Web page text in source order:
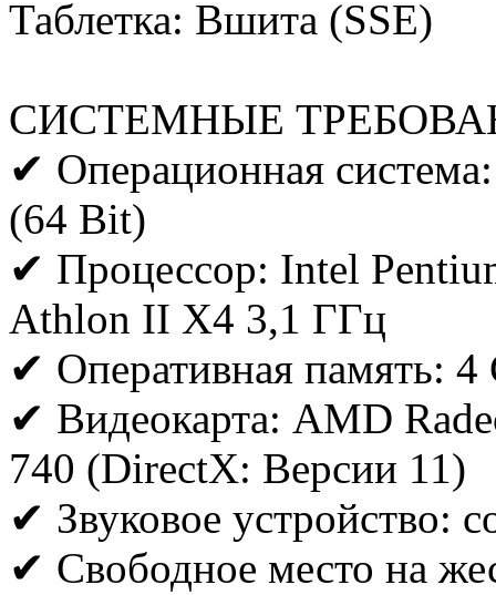
Таблетка: Вшита (SSE)
СИСТЕМНЫЕ
✔ Операционная
(64 Bit)
✔ Процессор: Intel
Athlon II X4 3,1 ГГц
✔ Оперативная память:
✔ Видеокарта: AMD
740 (DirectX: Версии 11)
✔ Звуковое устройство:
✔ Свободное место на